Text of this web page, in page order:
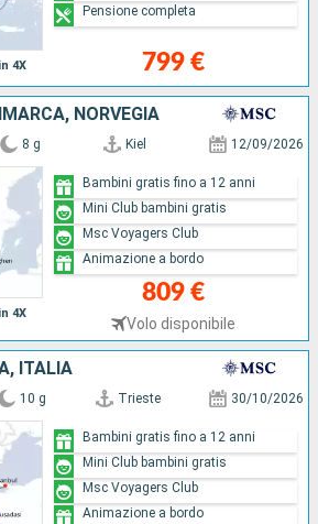
4X 799 €
Pensione completa
NORVEGIA
4X
8 g Kiel 12/09/2026
809 €
Volo disponibile
Bambini gratis fino a 12 anni
Mini Club bambini gratis
Msc Voyagers Club
Animazione a bordo
ITALIA
10 g Trieste 30/10/2026
Bambini gratis fino a 12 anni
Mini Club bambini gratis
Msc Voyagers Club
Animazione a bordo